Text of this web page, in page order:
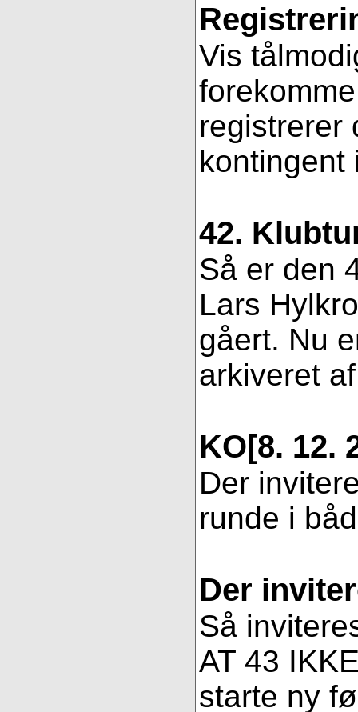
Vis
registrerer
42.
Så er den
Lars
gåert. Nu
arkiveret
KO[8. 12.
Der
runde i
Der
Så
AT 43
starte ny